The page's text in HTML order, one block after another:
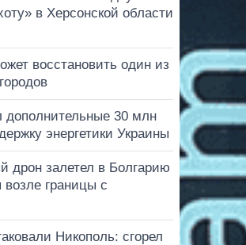
в Херсонской области
восстановить один из
30 млн
энергетики Украины
дрон залетел в Болгарию
возле границы с
Никополь: сгорел